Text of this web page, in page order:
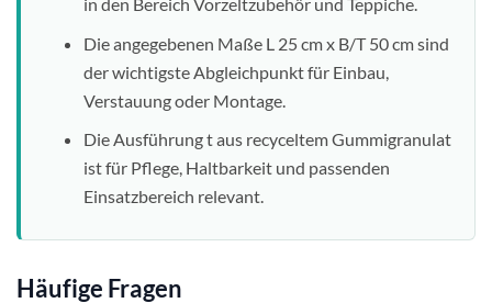
Die angegebenen Maße L 25 cm x B/T 50 cm sind
der wichtigste Abgleichpunkt für Einbau,
Verstauung oder Montage.
Die Ausführung t aus recyceltem Gummigranulat
ist für Pflege, Haltbarkeit und passenden
Einsatzbereich relevant.
Häufige Fragen